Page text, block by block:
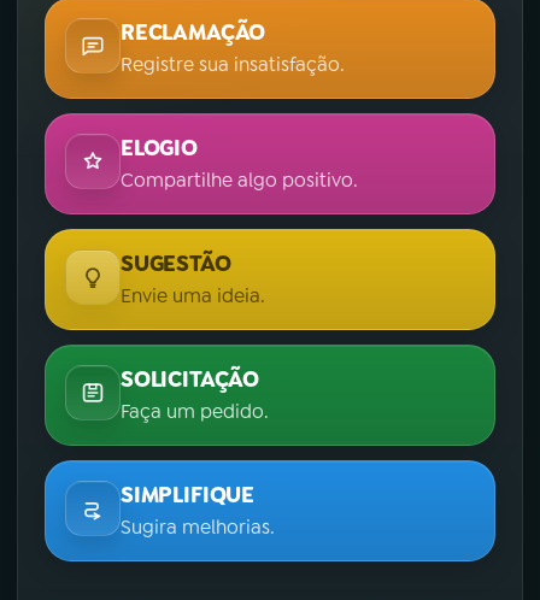
RECLAMAÇÃO
Registre sua insatisfação.
ELOGIO
Compartilhe algo positivo.
SUGESTÃO
Envie uma ideia.
SOLICITAÇÃO
Faça um pedido.
SIMPLIFIQUE
Sugira melhorias.